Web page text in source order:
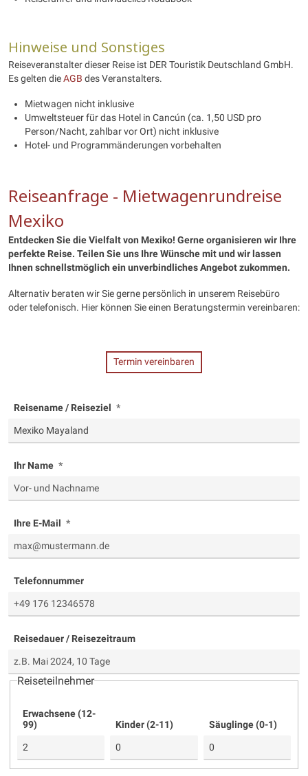
Hinweise und Sonstiges
Reiseveranstalter dieser Reise ist DER Touristik Deutschland GmbH.
Es gelten dieAGB des Veranstalters.
Mietwagen nicht inklusive
Umweltsteuer für das Hotel in Cancún (ca. 1,50 USD pro
Person/Nacht, zahlbar vor Ort) nicht inklusive
Hotel- und Programmänderungen vorbehalten
Reiseanfrage - Mietwagenrundreise
Mexiko
Entdecken Sie die Vielfalt von Mexiko! Gerne organisieren wir Ihre
perfekte Reise. Teilen Sie uns Ihre Wünsche mit und wir lassen
Ihnen schnellstmöglich ein unverbindliches Angebot zukommen.
Alternativ beraten wir Sie gerne persönlich in unserem Reisebüro
oder telefonisch. Hier können Sie einen Beratungstermin vereinbaren:
Termin vereinbaren
Reisename / Reiseziel
Ihr Name
Ihre E-Mail
Telefonnummer
Reisedauer / Reisezeitraum
Reiseteilnehmer
Erwachsene (12-
99)
Kinder (2-11) Säuglinge (0-1)